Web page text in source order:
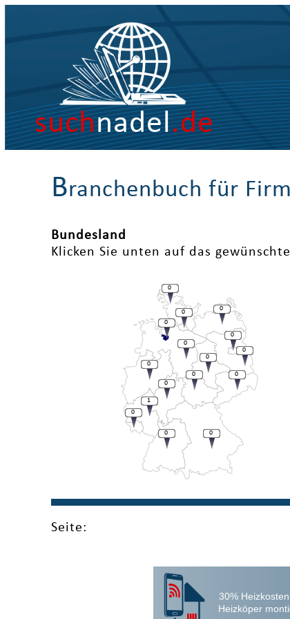
suchnadel.de
Branchenbuch für
Bundesland
Klicken Sie unten auf das
0
0
0
0
0
0
0
0
0
0
0
0
1
0
0
0
Seite:
30%
Heizköper